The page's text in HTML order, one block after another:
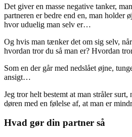
Det giver en masse negative tanker,
partneren er bedre end en, man holder
hvor uduelig man selv er…
Og hvis man tænker det om sig selv,
hvordan tror du så man er? Hvordan
Som en der går med nedslået øjne,
ansigt…
Jeg tror helt bestemt at man stråler
døren med en følelse af, at man er
Hvad gør din partner så